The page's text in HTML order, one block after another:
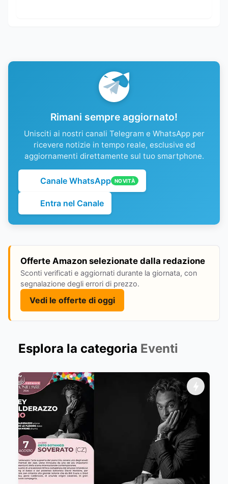
Rimani sempre aggiornato!
Unisciti ai nostri canali Telegram e WhatsApp per
ricevere notizie in tempo reale, esclusive ed
aggiornamenti direttamente sul tuo smartphone.
Canale WhatsApp NOVITÀ
Entra nel Canale
Offerte Amazon selezionate dalla redazione
Sconti verificati e aggiornati durante la giornata, con
segnalazione degli errori di prezzo.
Vedi le offerte di oggi
Esplora la categoria Eventi